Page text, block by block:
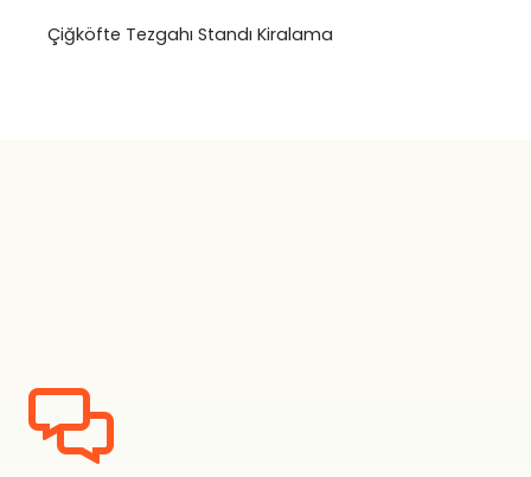
Çiğköfte Tezgahı Standı Kiralama